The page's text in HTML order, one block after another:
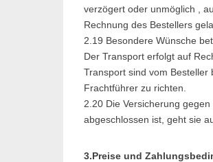
verzögert oder unmöglich ,
Rechnung des Bestellers
2.19 Besondere Wünsche
Der Transport erfolgt auf
Transport sind vom
Frachtführer zu richten.
2.20 Die Versicherung
abgeschlossen ist, geht sie
3.Preise und